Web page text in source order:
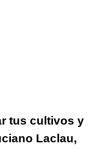
tus cultivos y
Laclau,